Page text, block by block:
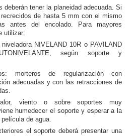
deberán tener la planeidad adecuada. Si
de hasta 5 mm con el mismo
antes del encolado. Para mayores
utilizar:
NIVELAND 10R o PAVILAND
según soporte y
morteros de regularización con
adecuadas y con las retracciones de
viento o sobre soportes muy
humedecer el soporte y esperar a la
de agua.
el soporte deberá presentar una